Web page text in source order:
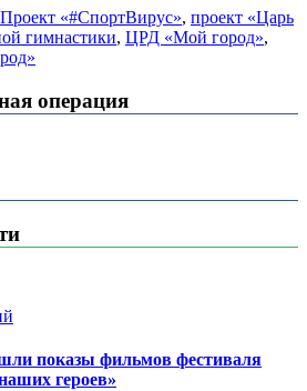
Проект «#СпортВирус», проект «Царь
гимнастики, ЦРД «Мой город»,
операция
показы фильмов фестиваля
героев»